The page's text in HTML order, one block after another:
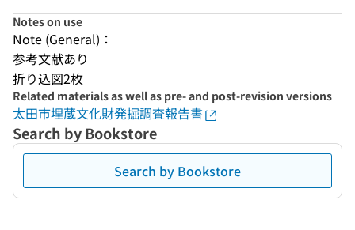
Notes on use
Note (General)：
参考文献あり
折り込図2枚
Related materials as well as pre- and post-revision versions
太田市埋蔵文化財発掘調査報告書
Search by Bookstore
Search by Bookstore